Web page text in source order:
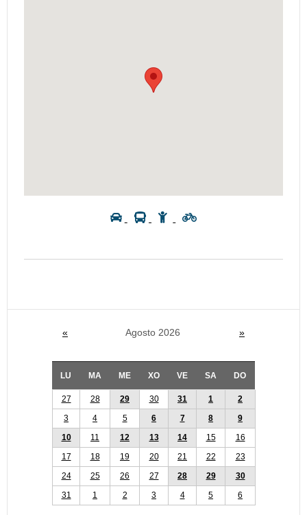
« Agosto 2026 »
LU MA ME XO VE SA DO
27 28 29 30 31 1
2
3
4 5 6 7 8
9
10
11 12 13 14 15
16
17
18 19 20 21 22
23
24
25 26 27 28 29
30
31
1 2 3 4 5 6